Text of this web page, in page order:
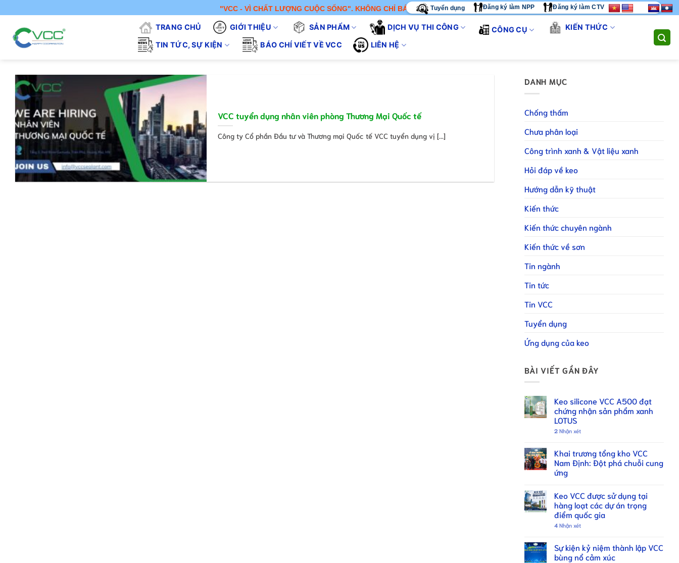
đến
dung
"VCC - VÌ CHẤT LƯỢNG CUỘC SỐNG". KHÔNG CHỈ BÁN SẢN PHẨM - CHÚNG TÔI CUNG CẤP GIẢI PHÁP THI CÔNG TOÀN DIỆN. LIÊN HỆ
Tuyển dụng Đăng ký làm NPP Đăng ký làm CTV
TRANG CHỦ GIỚI THIỆU SẢN PHẨM DỊCH VỤ THI CÔNG CÔNG CỤ KIẾN THỨC
TIN TỨC, SỰ KIỆN BÁO CHÍ VIẾT VỀ VCC LIÊN HỆ
VCC tuyển dụng nhân viên phòng Thương Mại Quốc tế
Công ty Cổ phần Đầu tư và Thương mại Quốc tế VCC tuyển dụng vị [...]
DANH MỤC
Chống thấm
Chưa phân loại
Công trình xanh & Vật liệu xanh
Hỏi đáp về keo
Hướng dẫn kỹ thuật
Kiến thức
Kiến thức chuyên ngành
Kiến thức về sơn
Tin ngành
Tin tức
Tin VCC
Tuyển dụng
Ứng dụng của keo
BÀI VIẾT GẦN ĐÂY
Keo silicone VCC A500 đạt
chứng nhận sản phẩm xanh
LOTUS
2 Nhận xét
Khai trương tổng kho VCC
Nam Định: Đột phá chuỗi cung
ứng
Keo VCC được sử dụng tại
hàng loạt các dự án trọng
điểm quốc gia
4 Nhận xét
Sự kiện kỷ niệm thành lập VCC
bùng nổ cảm xúc